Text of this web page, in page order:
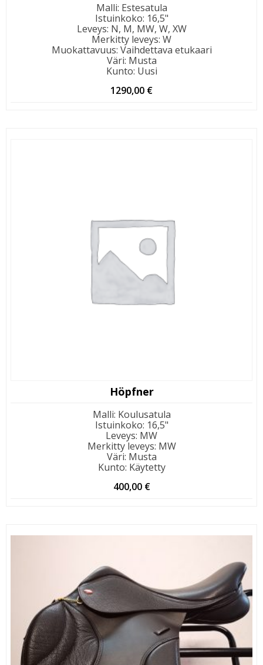
Malli: Estesatula
Istuinkoko: 16,5"
Leveys: N, M, MW, W, XW
Merkitty leveys: W
Muokattavuus: Vaihdettava etukaari
Väri: Musta
Kunto: Uusi
1290,00 €
Höpfner
Malli: Koulusatula
Istuinkoko: 16,5"
Leveys: MW
Merkitty leveys: MW
Väri: Musta
Kunto: Käytetty
400,00 €